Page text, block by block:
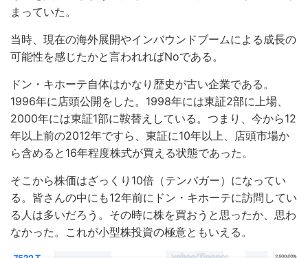
まっていた。
当時、現在の海外展開やインバウンドブームによる成長の
可能性を感じたかと言われればNoである。
ドン・キホーテ自体はかなり歴史が古い企業である。
1996年に店頭公開をした。1998年には東証2部に上場、
2000年には東証1部に鞍替えしている。つまり、今から12
年以上前の2012年ですら、東証に10年以上、店頭市場か
ら含めると16年程度株式が買える状態であった。
そこから株価はざっくり10倍（テンバガー）になってい
る。皆さんの中にも12年前にドン・キホーテに訪問してい
る人は多いだろう。その時に株を買おうと思ったか、思わ
なかった。これが小型株投資の極意ともいえる。